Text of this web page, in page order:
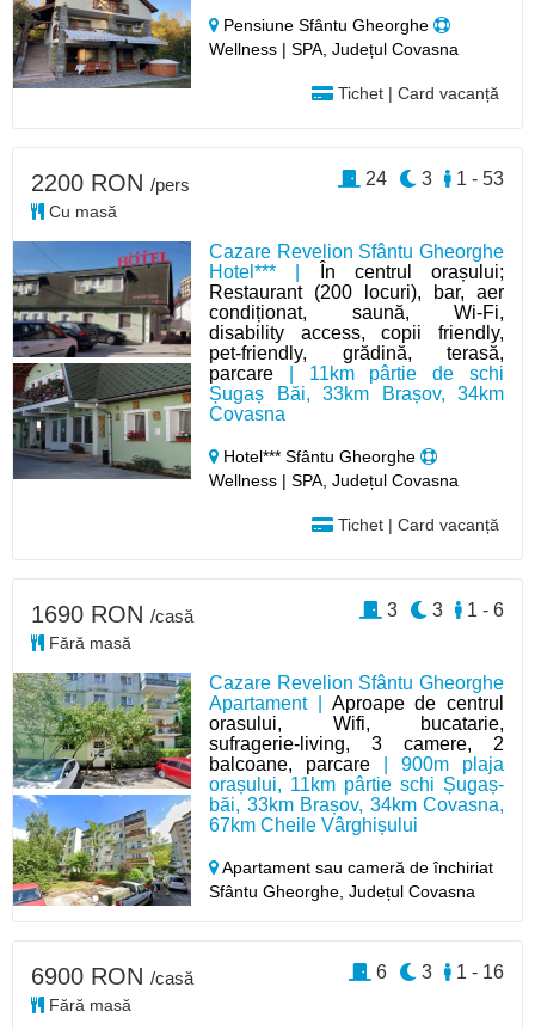
Pensiune Sfântu Gheorghe
Wellness | SPA, Județul Covasna
Tichet | Card vacanță
Cazare Revelion Sfântu Gheorghe
Hotel*** |
În centrul orașului;
Restaurant (200 locuri), bar, aer
condiționat, saună, Wi-Fi,
disability access, copii friendly,
pet-friendly, grădină, terasă,
parcare | 11km pârtie de schi
Șugaș Băi, 33km Brașov, 34km
Covasna
Hotel*** Sfântu Gheorghe
Wellness | SPA, Județul Covasna
Tichet | Card vacanță
2200 RON /pers
Cu masă
1 - 53
3
24
Cazare Revelion Sfântu Gheorghe
Apartament | Aproape de centrul
orasului, Wifi, bucatarie,
sufragerie-living, 3 camere, 2
balcoane, parcare | 900m plaja
orașului, 11km pârtie schi Șugaș-
băi, 33km Brașov, 34km Covasna,
67km Cheile Vârghișului
Apartament sau cameră de închiriat
Sfântu Gheorghe,Județul Covasna
1690 RON /casă
Fără masă
1 - 6
3
3
6900 RON /casă
Fără masă
1 - 16
3
6